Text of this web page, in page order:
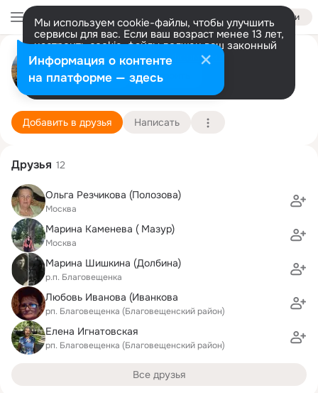
Войти
Мы используем cookie-файлы, чтобы улучшить
сервисы для вас. Если ваш возраст менее 13 лет,
настроить cookie-файлы должен ваш законный
представитель. Больше информации
Разрешить все Настроить
Виктория Смирнова
Санкт-Петербург
98 школа
Подробнее
Добавить в друзья Написать
Друзья 12
Ольга Резчикова (Полозова)
Москва
Марина Каменева ( Мазур)
Москва
Марина Шишкина (Долбина)
р.п. Благовещенка
Любовь Иванова (Иванкова
рп. Благовещенка (Благовещенский район)
Елена Игнатовская
рп. Благовещенка (Благовещенский район)
Все друзья
Информация о контенте
на платформе — здесь